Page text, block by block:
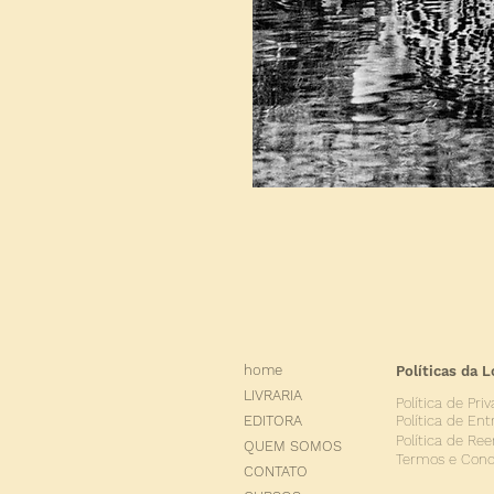
home
LIVRARIA
EDITORA
QUEM SOMOS
CONTATO
Políticas da
Política de
Política de
Política de
Termos e